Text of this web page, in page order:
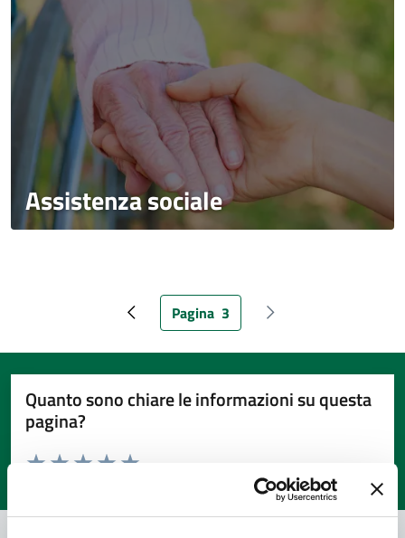
Assistenza sociale
Pagina precedente
Pagina attuale
Pagina 3 Pagina successiva
Quanto sono chiare le informazioni su questa
pagina?
Valuta da 1 a 5 stelle la pagina